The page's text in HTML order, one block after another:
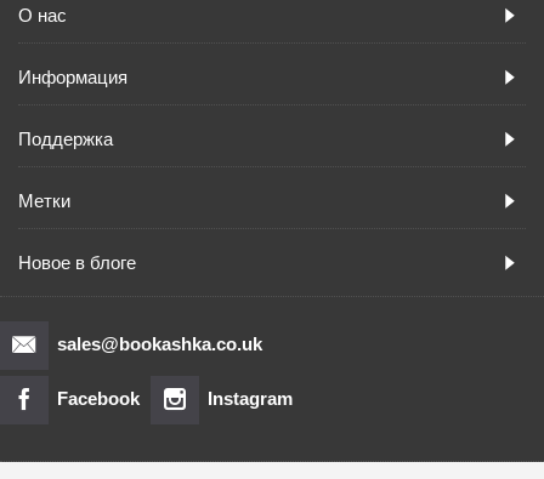
О нас
Информация
Поддержка
Метки
Новое в блоге
sales@bookashka.co.uk
Facebook Instagram